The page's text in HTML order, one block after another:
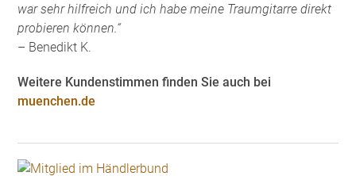
war sehr hilfreich und ich habe meine Traumgitarre direkt
probieren können.“
– Benedikt K.
Weitere Kundenstimmen finden Sie auch bei
muenchen.de